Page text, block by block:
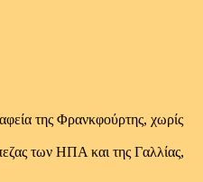
της Φρανκφούρτης, χωρίς
των ΗΠΑ και της Γαλλίας,